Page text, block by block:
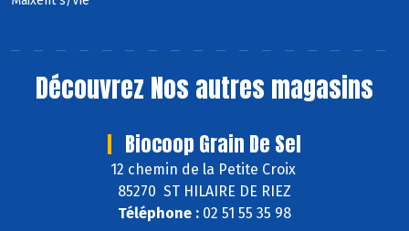
Découvrez Nos autres magasins
Biocoop Grain De Sel
12 chemin de la Petite Croix
85270 ST HILAIRE DE RIEZ
Téléphone : 02 51 55 35 98